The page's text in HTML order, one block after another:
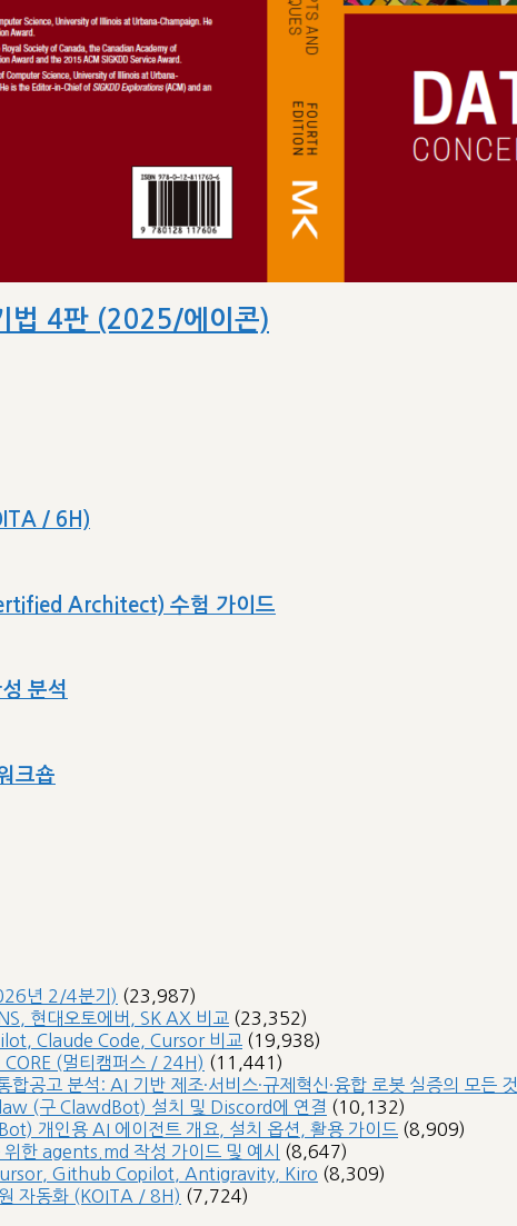
법 4판 (2025/에이콘)
/ 6H)
Architect) 수험 가이드
분석
크숍
년 2/4분기) (23,987)
현대오토에버, SK AX 비교 (23,352)
Claude Code, Cursor 비교 (19,938)
(멀티캠퍼스 / 24H) (11,441)
공고 분석: AI 기반 제조·서비스·규제혁신·융합 로봇 실증의 모든 것
(구 ClawdBot) 설치 및 Discord에 연결 (10,132)
개인용 AI 에이전트 개요, 설치 옵션, 활용 가이드 (8,909)
한 agents.md 작성 가이드 및 예시
(8,647)
Github Copilot, Antigravity, Kiro (8,309)
자동화 (KOITA / 8H) (7,724)